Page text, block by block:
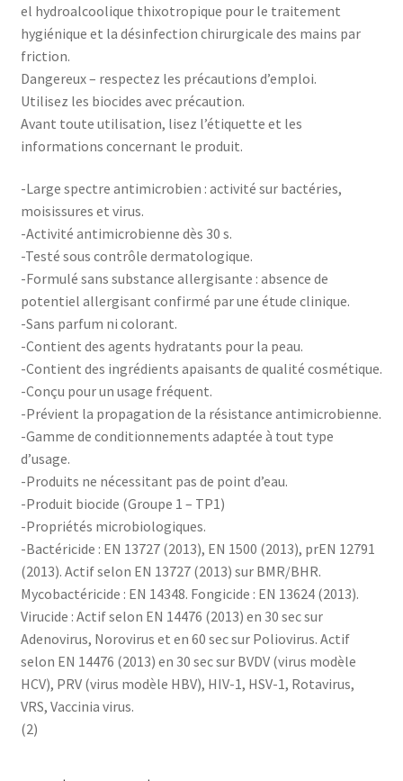
el hydroalcoolique thixotropique pour le traitement
hygiénique et la désinfection chirurgicale des mains par
friction.
Dangereux – respectez les précautions d’emploi.
Utilisez les biocides avec précaution.
Avant toute utilisation, lisez l’étiquette et les
informations concernant le produit.
-Large spectre antimicrobien : activité sur bactéries,
moisissures et virus.
-Activité antimicrobienne dès 30 s.
-Testé sous contrôle dermatologique.
-Formulé sans substance allergisante : absence de
potentiel allergisant confirmé par une étude clinique.
-Sans parfum ni colorant.
-Contient des agents hydratants pour la peau.
-Contient des ingrédients apaisants de qualité cosmétique.
-Conçu pour un usage fréquent.
-Prévient la propagation de la résistance antimicrobienne.
-Gamme de conditionnements adaptée à tout type
d’usage.
-Produits ne nécessitant pas de point d’eau.
-Produit biocide (Groupe 1 – TP1)
-Propriétés microbiologiques.
-Bactéricide : EN 13727 (2013), EN 1500 (2013), prEN 12791
(2013). Actif selon EN 13727 (2013) sur BMR/BHR.
Mycobactéricide : EN 14348. Fongicide : EN 13624 (2013).
Virucide : Actif selon EN 14476 (2013) en 30 sec sur
Adenovirus, Norovirus et en 60 sec sur Poliovirus. Actif
selon EN 14476 (2013) en 30 sec sur BVDV (virus modèle
HCV), PRV (virus modèle HBV), HIV-1, HSV-1, Rotavirus,
VRS, Vaccinia virus.
(2)